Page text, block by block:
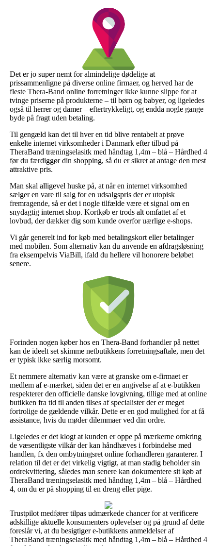
Det er jo super nemt for almindelige dødelige at
prissammenligne på diverse online firmaer, og herved har de
fleste Thera-Band online forretninger ikke kunne slippe for at
tvinge priserne på produkterne – til børn og babyer, og ligeledes
også til herrer og damer – eftertrykkeligt, og endda nogle gange
byde på fragt uden betaling.
Til gengæld kan det til hver en tid blive rentabelt at prøve
enkelte internet virksomheder i Danmark efter tilbud på
TheraBand træningselasitk med håndtag 1,4m – blå – Hårdhed 4
før du færdiggør din shopping, så du er sikret at antage den mest
attraktive pris.
Man skal alligevel huske på, at når en internet virksomhed
sælger en vare til salg for en udsalgspris der er utopisk
fremragende, så er det i nogle tilfælde være et signal om en
snydagtig internet shop. Kortkøb er trods alt omfattet af et
lovbud, der dækker dig som kunde overfor uærlige e-shops.
Vi går generelt ind for køb med betalingskort eller betalinger
med mobilen. Som alternativ kan du anvende en afdragsløsning
fra eksempelvis ViaBill, ifald du hellere vil honorere beløbet
senere.
Forinden nogen køber hos en Thera-Band forhandler på nettet
kan de ideelt set skimme netbutikkens forretningsaftale, men det
er typisk ikke særlig morsomt.
Et nemmere alternativ kan være at granske om e-firmaet er
medlem af e-mærket, siden det er en angivelse af at e-butikken
respekterer den officielle danske lovgivning, tillige med at online
butikken fra tid til anden tilses af specialister der er meget
fortrolige de gældende vilkår. Dette er en god mulighed for at få
assistance, hvis du møder dilemmaer ved din ordre.
Ligeledes er det klogt at kunden er oppe på mærkerne omkring
de væsentligste vilkår der kan håndhæves i forbindelse med
handlen, fx den ombytningsret online forhandleren garanterer. I
relation til det er det virkelig vigtigt, at man stadig beholder sin
ordrekvittering, således man senere kan dokumentere sit køb af
TheraBand træningselasitk med håndtag 1,4m – blå – Hårdhed
4, om du er på shopping til en dreng eller pige.
Trustpilot medfører tilpas udmærkede chancer for at verificere
adskillige aktuelle konsumenters oplevelser og på grund af dette
foreslår vi, at du besigtiger e-butikkens anmeldelser af
TheraBand træningselasitk med håndtag 1,4m – blå – Hårdhed 4